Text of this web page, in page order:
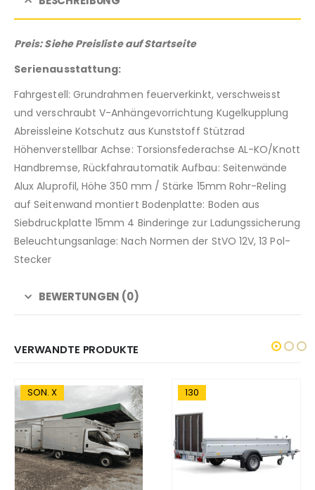
Preis: Siehe Preisliste auf Startseite
Serienausstattung:
Fahrgestell: Grundrahmen feuerverkinkt, verschweisst
und verschraubt V-Anhängevorrichtung Kugelkupplung
Abreissleine Kotschutz aus Kunststoff Stützrad
Höhenverstellbar Achse: Torsionsfederachse AL-KO/Knott
Handbremse, Rückfahrautomatik Aufbau: Seitenwände
Alux Aluprofil, Höhe 350 mm / Stärke 15mm Rohr-Reling
auf Seitenwand montiert Bodenplatte: Boden aus
Siebdruckplatte 15mm 4 Binderinge zur Ladungssicherung
Beleuchtungsanlage: Nach Normen der StVO 12V, 13 Pol-
Stecker
BEWERTUNGEN (0)
VERWANDTE PRODUKTE
130 128